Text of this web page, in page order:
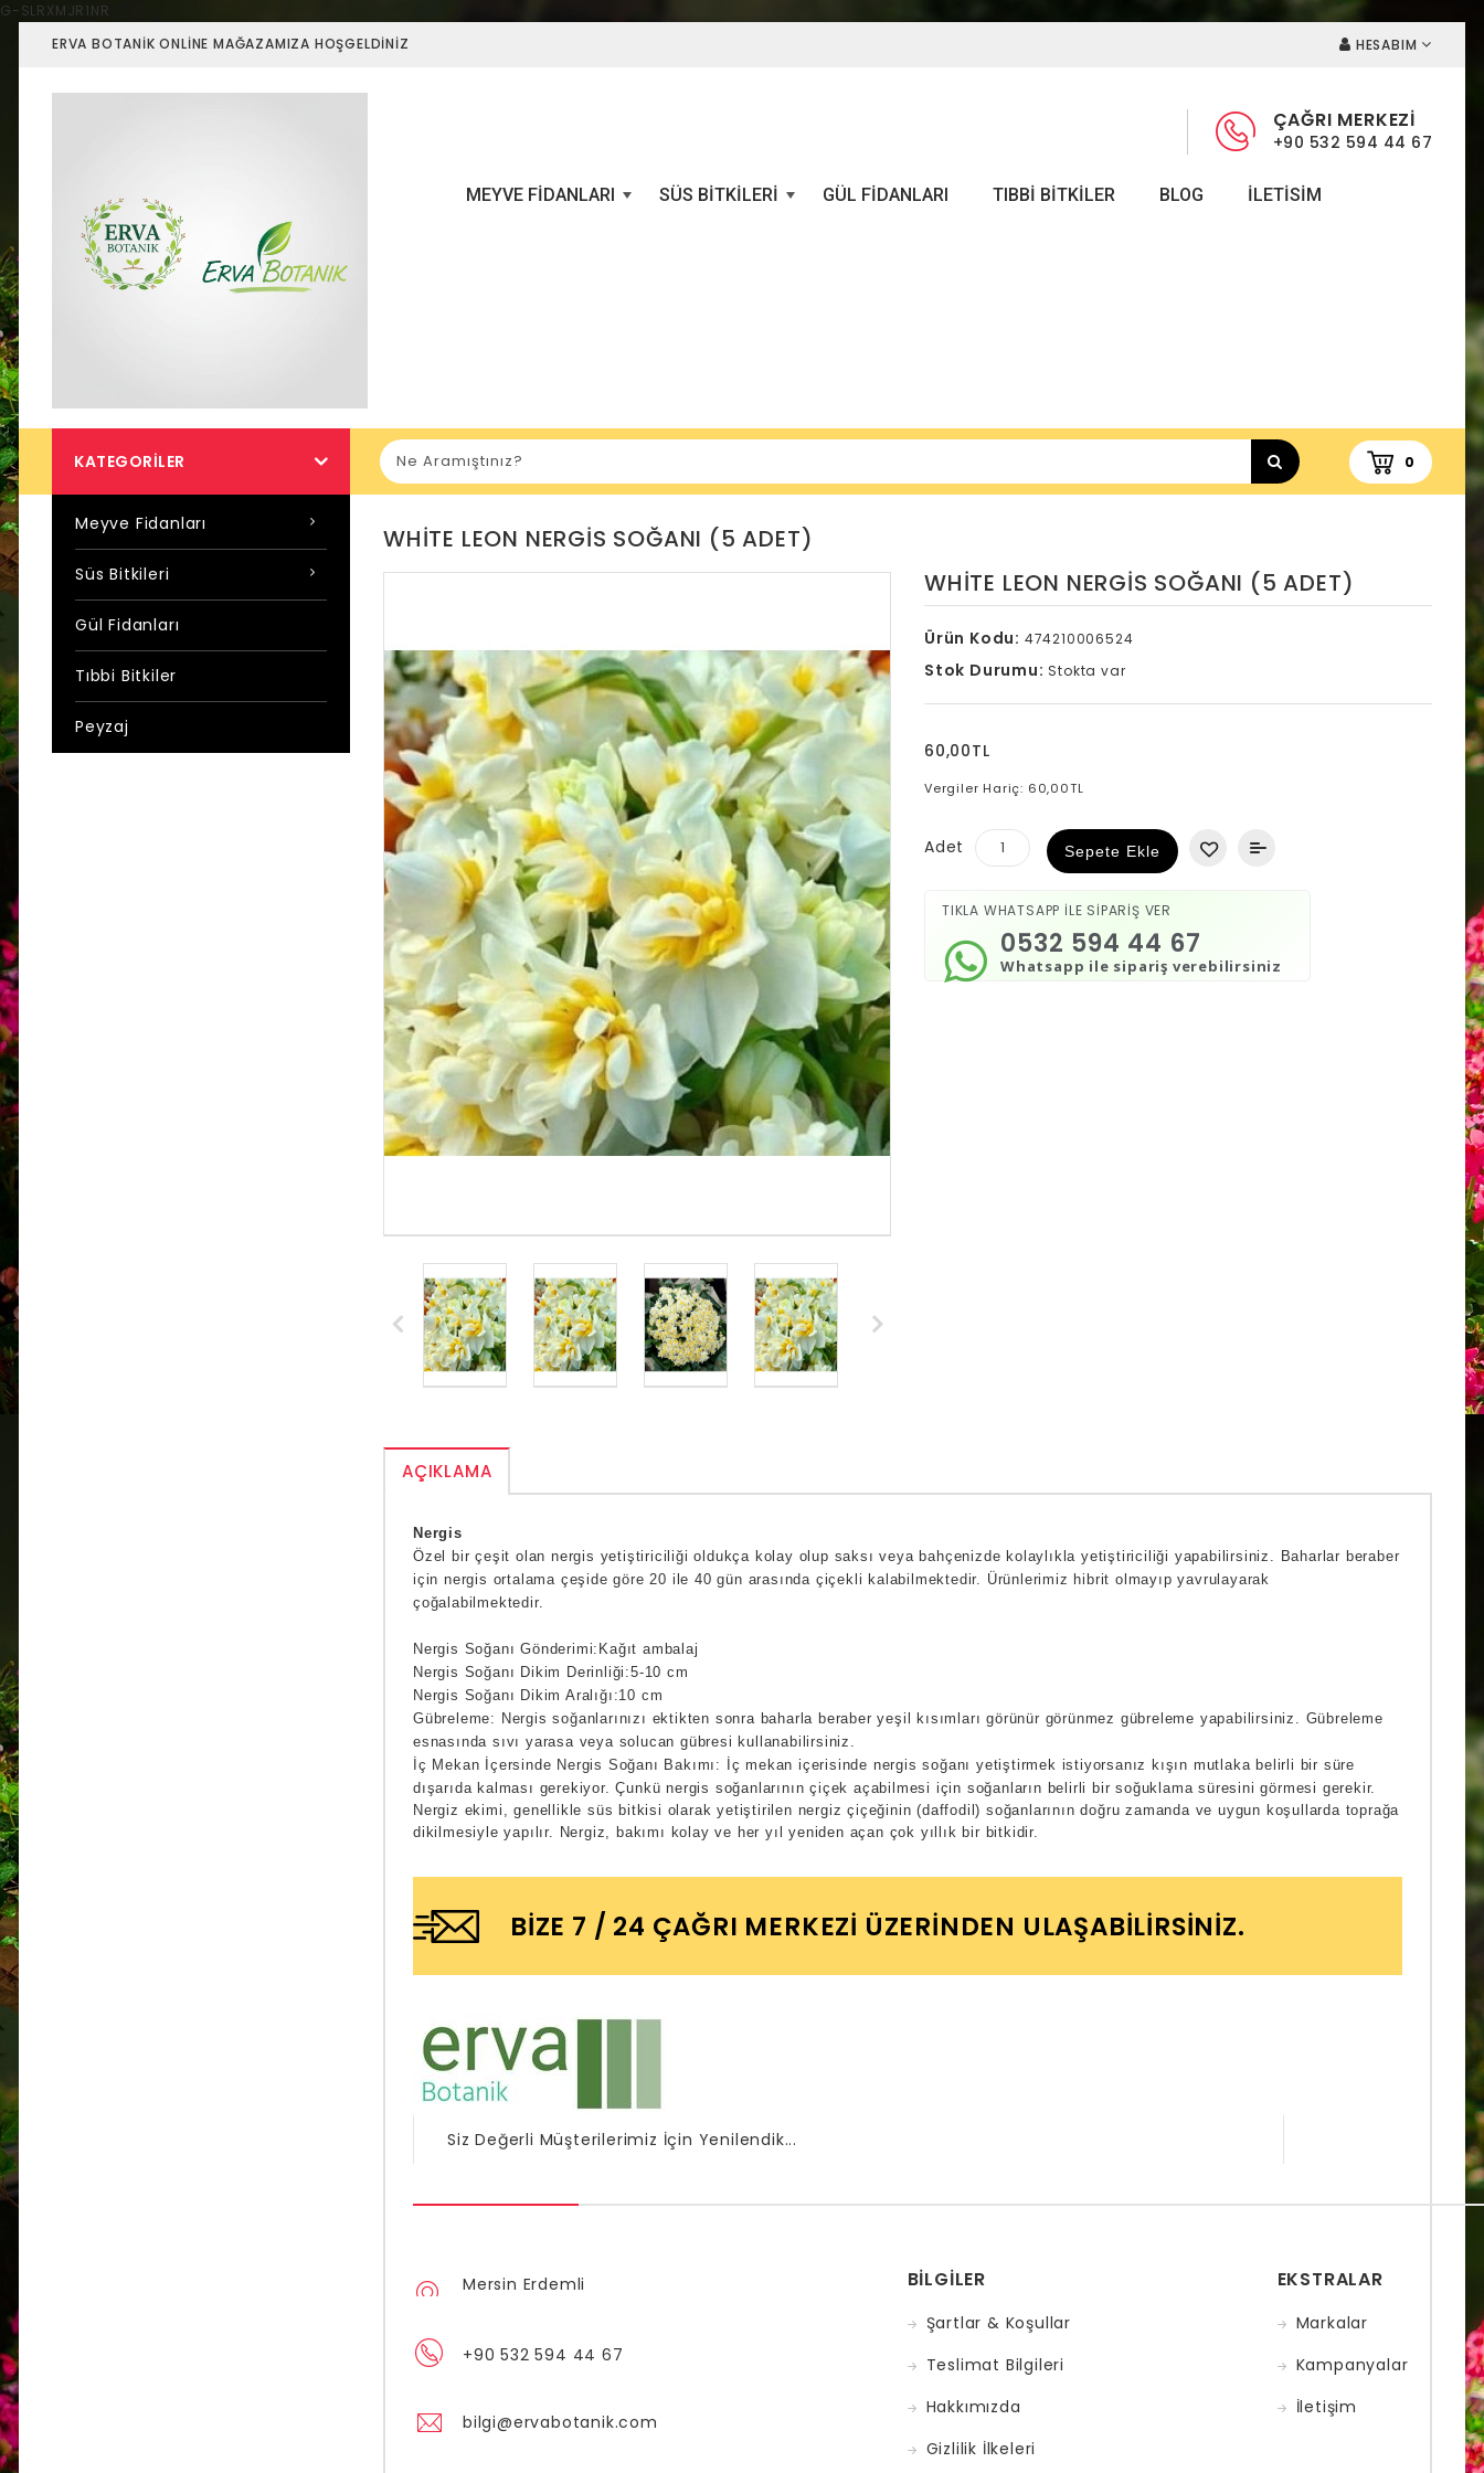
G-SLRXMJR1NR
ERVA BOTANIK ONLINE MAĞAZAMIZA HOŞGELDINIZ
HESABIM
ÇAĞRI MERKEZİ
+90 532 594 44 67
MEYVE FIDANLARI SÜS BITKILERI GÜL FIDANLARI TIBBI BITKILER BLOG ILETISIM
KATEGORILER 0
Meyve Fidanları
Süs Bitkileri
Gül Fidanları
Tıbbi Bitkiler
Peyzaj
WHITE LEON NERGIS SOĞANI (5 ADET)
WHITE LEON NERGIS SOĞANI (5 ADET)
Ürün Kodu: 474210006524
Stok Durumu: Stokta var
60,00TL
Vergiler Hariç: 60,00TL
Adet Sepete Ekle
TIKLA WHATSAPP İLE SİPARİŞ VER
Whatsapp ile sipariş verebilirsiniz
0532 594 44 67
AÇIKLAMA
Nergis
Özel bir çeşit olan nergis yetiştiriciliği oldukça kolay olup saksı veya bahçenizde kolaylıkla yetiştiriciliği yapabilirsiniz. Baharlar beraber
için nergis ortalama çeşide göre 20 ile 40 gün arasında çiçekli kalabilmektedir. Ürünlerimiz hibrit olmayıp yavrulayarak
çoğalabilmektedir.
Nergis Soğanı Gönderimi:Kağıt ambalaj
Nergis Soğanı Dikim Derinliği:5-10 cm
Nergis Soğanı Dikim Aralığı:10 cm
Gübreleme: Nergis soğanlarınızı ektikten sonra baharla beraber yeşil kısımları görünür görünmez gübreleme yapabilirsiniz. Gübreleme
esnasında sıvı yarasa veya solucan gübresi kullanabilirsiniz.
İç Mekan İçersinde Nergis Soğanı Bakımı: İç mekan içerisinde nergis soğanı yetiştirmek istiyorsanız kışın mutlaka belirli bir süre
dışarıda kalması gerekiyor. Çunkü nergis soğanlarının çiçek açabilmesi için soğanların belirli bir soğuklama süresini görmesi gerekir.
Nergiz ekimi , genellikle süs bitkisi olarak yetiştirilen nergiz çiçeğinin (daffodil) soğanlarının doğru zamanda ve uygun koşullarda toprağa
dikilmesiyle yapılır. Nergiz, bakımı kolay ve her yıl yeniden açan çok yıllık bir bitkidir.
BIZE 7 / 24 ÇAĞRI MERKEZI ÜZERINDEN ULAŞABILIRSINIZ.
Siz Değerli Müşterilerimiz İçin Yenilendik...
Mersin Erdemli
+90 532 594 44 67
bilgi@ervabotanik.com
BILGILER
Şartlar & Koşullar
Teslimat Bilgileri
Hakkımızda
Gizlilik İlkeleri
EKSTRALAR
Markalar
Kampanyalar
İletişim